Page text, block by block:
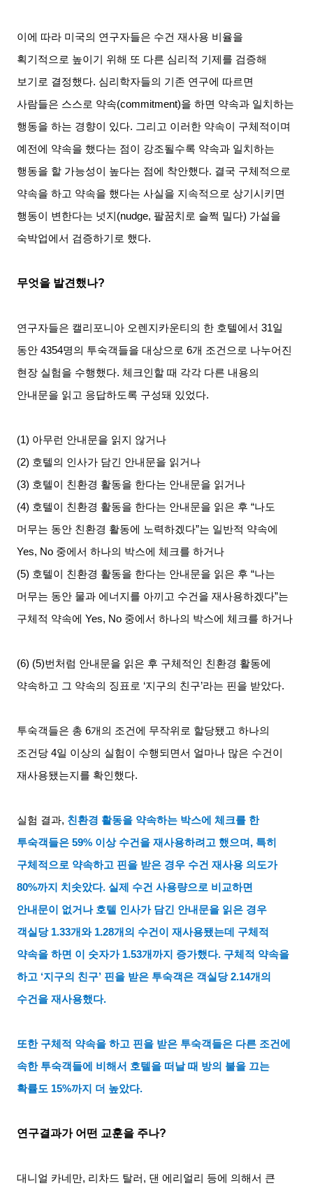
이에 따라 미국의 연구자들은 수건 재사용 비율을
획기적으로 높이기 위해 또 다른 심리적 기제를 검증해
보기로 결정했다. 심리학자들의 기존 연구에 따르면
사람들은 스스로 약속(commitment)을 하면 약속과 일치하는
행동을 하는 경향이 있다. 그리고 이러한 약속이 구체적이며
예전에 약속을 했다는 점이 강조될수록 약속과 일치하는
행동을 할 가능성이 높다는 점에 착안했다. 결국 구체적으로
약속을 하고 약속을 했다는 사실을 지속적으로 상기시키면
행동이 변한다는 넛지 (nudge,팔꿈치로 슬쩍 밀다) 가설을
숙박업에서 검증하기로 했다.
무엇을 발견했나?
연구자들은 캘리포니아 오렌지카운티의 한 호텔에서 31일
동안 4354명의 투숙객들을 대상으로 6개 조건으로 나누어진
현장 실험을 수행했다.체크인할 때 각각 다른 내용의
안내문을 읽고 응답하도록 구성돼 있었다.
(1) 아무런 안내문을 읽지 않거나
(2) 호텔의 인사가 담긴 안내문을 읽거나
(3) 호텔이 친환경 활동을 한다는 안내문을 읽거나
(4) 호텔이 친환경 활동을 한다는 안내문을 읽은 후 “나도
머무는 동안 친환경 활동에 노력하겠다”는 일반적 약속에
Yes, No 중에서 하나의 박스에 체크를 하거나
(5) 호텔이 친환경 활동을 한다는 안내문을 읽은 후 “나는
머무는 동안 물과 에너지를 아끼고 수건을 재사용하겠다”는
구체적 약속에 Yes, No 중에서 하나의 박스에 체크를 하거나
(6) (5)번처럼 안내문을 읽은 후 구체적인 친환경 활동에
약속하고 그 약속의 징표로 ‘지구의 친구’라는 핀을 받았다.
투숙객들은 총 6개의 조건에 무작위로 할당됐고 하나의
조건당 4일 이상의 실험이 수행되면서 얼마나 많은 수건이
재사용됐는지를 확인했다.
실험 결과, 친환경 활동을 약속하는 박스에 체크를 한
투숙객들은 59% 이상 수건을 재사용하려고 했으며 , 특히
구체적으로 약속하고 핀을 받은 경우 수건 재사용 의도가
80%까지 치솟았다.실제 수건 사용량으로 비교하면
안내문이 없거나 호텔 인사가 담긴 안내문을 읽은 경우
객실당1.33개와1.28개의 수건이 재사용됐는데 구체적
약속을 하면 이 숫자가1.53개까지 증가했다. 구체적 약속을
하고 ‘지구의 친구’ 핀을 받은 투숙객은 객실당2.14개의
수건을 재사용했다.
또한 구체적 약속을 하고 핀을 받은 투숙객들은 다른 조건에
속한 투숙객들에 비해서 호텔을 떠날 때 방의 불을 끄는
확률도 15%까지 더 높았다.
연구결과가 어떤 교훈을 주나?
대니얼 카네만, 리차드 탈러 , 댄 에리얼리 등에 의해서 큰